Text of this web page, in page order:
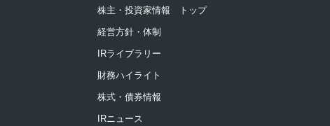
株主・投資家情報 トップ
経営方針・体制
IRライブラリー
財務ハイライト
株式・債券情報
IRニュース